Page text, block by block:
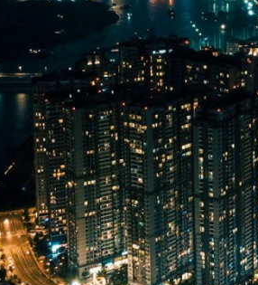
de planes de
Nam: Ha Giang
Vinh Phuc); Ha
Popular de China;
para la industria.
urbana pueden
de recursos y la
han diseñado
ambiental, la